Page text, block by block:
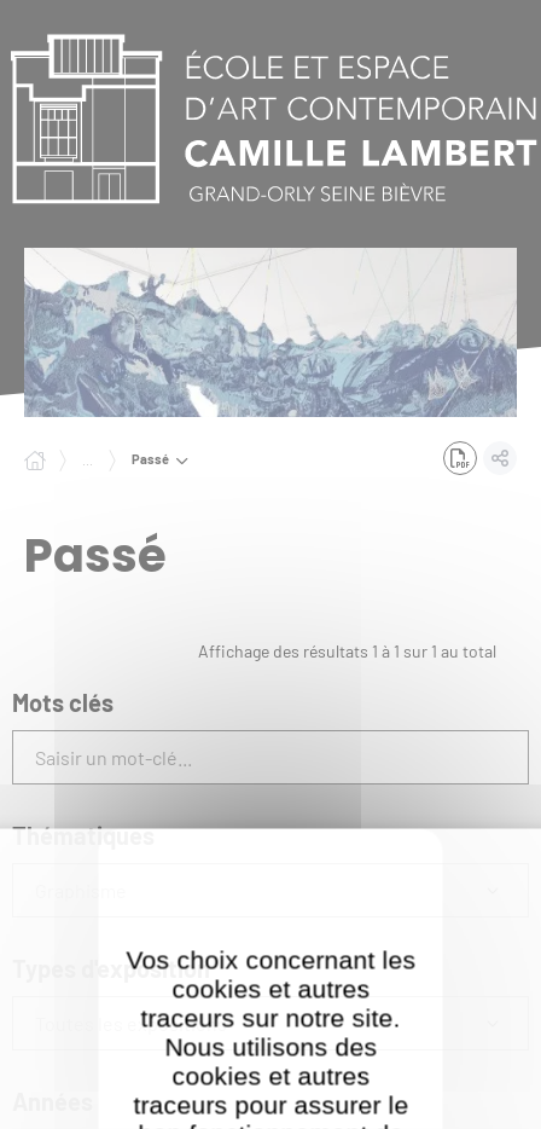
Vos choix concernant les
cookies et autres
traceurs sur notre site.
Nous utilisons des
cookies et autres
traceurs pour assurer le
Passé
Passé
Affichage des résultats 1 à 1 sur 1 au total
Mots clés
Thématiques
Types d'exposition
Toutes les expositions